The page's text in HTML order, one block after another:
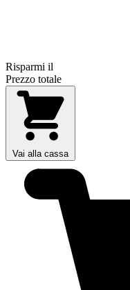
Risparmi il
Prezzo totale
Vai alla cassa